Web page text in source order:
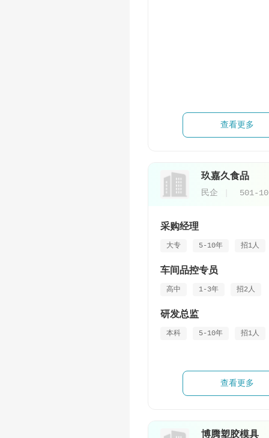
查看更多
玖嘉久食品
民企 501-
采购经理
大专 5-10年 招1人
车间品控专员
高中 1-3年 招2人
研发总监
本科 5-10年 招1人
查看更多
博腾塑胶模具